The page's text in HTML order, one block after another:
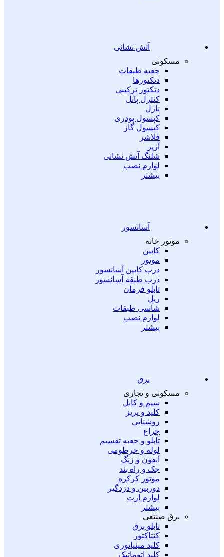
آتش نشانی
مسکونی
جعبه طبقات
دتکتورها
دتکتور ترکیبی
کنترل پانل
نازل
کپسول پودری
کپسول گاز
فلاشر
آژیر
شلنگ آتش نشانی
لوازم نصب
بیشتر
آسانسور
موتور خانه
کابین
موتور
درب کابین آسانسور
درب طبقه آسانسور
تابلو فرمان
ریل
شاسی طبقات
لوازم نصب
بیشتر
برق
مسکونی و تجاری
سیم و کابل
کلید و پریز
روشنایی
چراغ
تابلو و جعبه تقسیم
لوله و خرطومی
آیفون و زنگ
جک و راه بند
موتور کرکره
دوربین و دزدگیر
لوازم ارت
بیشتر
برق صنتعی
تابلو برق
کنتاکتور
کلید مینیاتوری
کلید اتوماتیک